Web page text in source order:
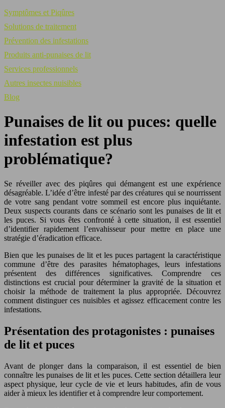
Symptômes et Piqûres
Solutions de traitement
Prévention des infestations
Produits anti-punaises de lit
Services professionnels
Autres insectes nuisibles
Blog
Punaises de lit ou puces: quelle
infestation est plus
problématique?
Se réveiller avec des piqûres qui démangent est une expérience
désagréable. L’idée d’être infesté par des créatures qui se nourrissent
de votre sang pendant votre sommeil est encore plus inquiétante.
Deux suspects courants dans ce scénario sont les punaises de lit et
les puces. Si vous êtes confronté à cette situation, il est essentiel
d’identifier rapidement l’envahisseur pour mettre en place une
stratégie d’éradication efficace.
Bien que les punaises de lit et les puces partagent la caractéristique
commune d’être des parasites hématophages, leurs infestations
présentent des différences significatives. Comprendre ces
distinctions est crucial pour déterminer la gravité de la situation et
choisir la méthode de traitement la plus appropriée. Découvrez
comment distinguer ces nuisibles et agissez efficacement contre les
infestations.
Présentation des protagonistes : punaises
de lit et puces
Avant de plonger dans la comparaison, il est essentiel de bien
connaître les punaises de lit et les puces. Cette section détaillera leur
aspect physique, leur cycle de vie et leurs habitudes, afin de vous
aider à mieux les identifier et à comprendre leur comportement.